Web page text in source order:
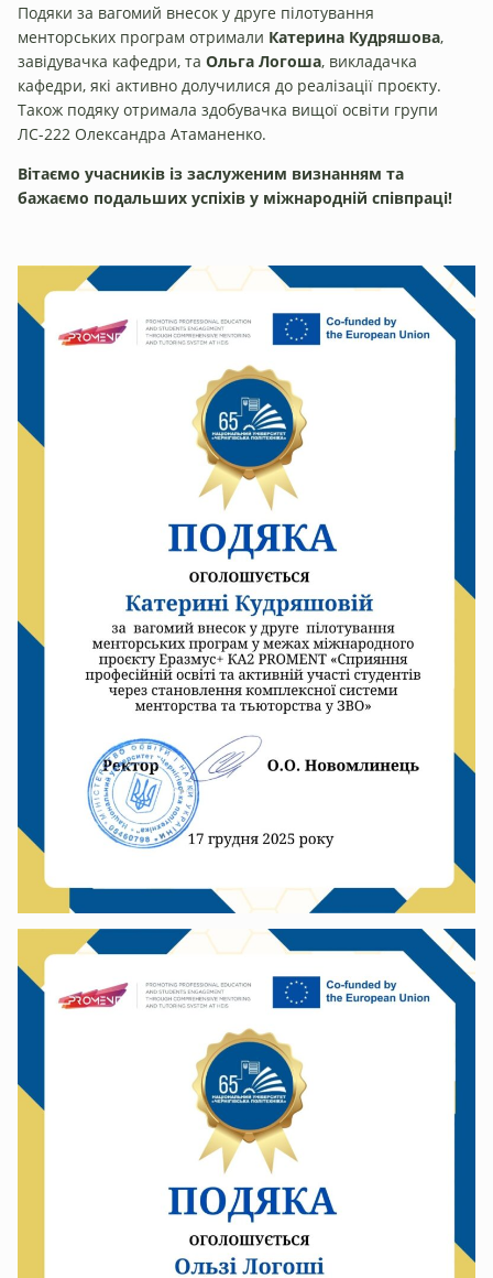
Подяки за вагомий внесок у друге пілотування
менторських програм отримали Катерина Кудряшова,
завідувачка кафедри, та Ольга Логоша, викладачка
кафедри, які активно долучилися до реалізації проєкту.
Також подяку отримала здобувачка вищої освіти групи
ЛС-222 Олександра Атаманенко.
Вітаємо учасників із заслуженим визнанням та
бажаємо подальших успіхів у міжнародній співпраці!